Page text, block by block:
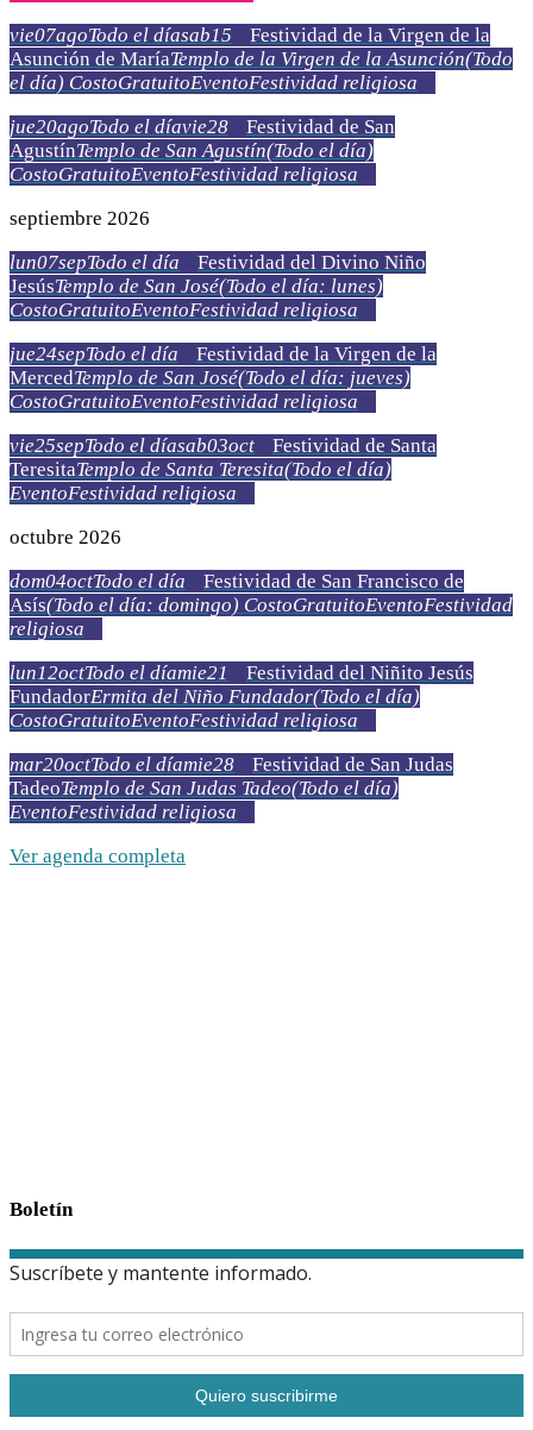
vie07agoTodo el díasab15
Festividad de la Virgen de la
Asunción de MaríaTemplo de la Virgen de la Asunción(Todo
el día) CostoGratuitoEventoFestividad religiosa
jue20agoTodo el díavie28
Festividad de San
AgustínTemplo de San Agustín(Todo el día)
CostoGratuitoEventoFestividad religiosa
septiembre 2026
lun07sepTodo el día
Festividad del Divino Niño
JesúsTemplo de San José(Todo el día: lunes)
CostoGratuitoEventoFestividad religiosa
jue24sepTodo el día
Festividad de la Virgen de la
MercedTemplo de San José(Todo el día: jueves)
CostoGratuitoEventoFestividad religiosa
vie25sepTodo el díasab03oct
Festividad de Santa
TeresitaTemplo de Santa Teresita(Todo el día)
EventoFestividad religiosa
octubre 2026
dom04octTodo el día
Festividad de San Francisco de
Asís(Todo el día: domingo) CostoGratuitoEventoFestividad
religiosa
lun12octTodo el díamie21
Festividad del Niñito Jesús
FundadorErmita del Niño Fundador(Todo el día)
CostoGratuitoEventoFestividad religiosa
mar20octTodo el díamie28
Festividad de San Judas
TadeoTemplo de San Judas Tadeo(Todo el día)
EventoFestividad religiosa
Ver agenda completa
Boletín